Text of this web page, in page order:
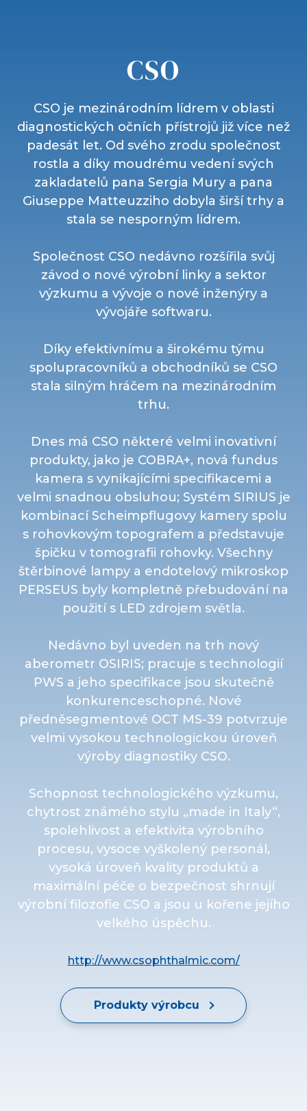
CSO
CSO je mezinárodním lídrem v oblasti
diagnostických očních přístrojů již více než
padesát let. Od svého zrodu společnost
rostla a díky moudrému vedení svých
zakladatelů pana Sergia Mury a pana
Giuseppe Matteuzziho dobyla širší trhy a
stala se nesporným lídrem.
Společnost CSO nedávno rozšířila svůj
závod o nové výrobní linky a sektor
výzkumu a vývoje o nové inženýry a
vývojáře softwaru.
Díky efektivnímu a širokému týmu
spolupracovníků a obchodníků se CSO
stala silným hráčem na mezinárodním
trhu.
Dnes má CSO některé velmi inovativní
produkty, jako je COBRA+, nová fundus
kamera s vynikajícími specifikacemi a
velmi snadnou obsluhou; Systém SIRIUS je
kombinací Scheimpflugovy kamery spolu
s rohovkovým topografem a představuje
špičku v tomografii rohovky. Všechny
štěrbinové lampy a endotelový mikroskop
PERSEUS byly kompletně přebudování na
použití s LED zdrojem světla.
Nedávno byl uveden na trh nový
aberometr OSIRIS; pracuje s technologií
PWS a jeho specifikace jsou skutečně
konkurenceschopné. Nové
předněsegmentové OCT MS-39 potvrzuje
velmi vysokou technologickou úroveň
výroby diagnostiky CSO.
Schopnost technologického výzkumu,
chytrost známého stylu „made in Italy“,
spolehlivost a efektivita výrobního
procesu, vysoce vyškolený personál,
vysoká úroveň kvality produktů a
maximální péče o bezpečnost shrnují
výrobní filozofie CSO a jsou u kořene jejího
velkého úspěchu.
http://www.csophthalmic.com/
Produkty výrobcu